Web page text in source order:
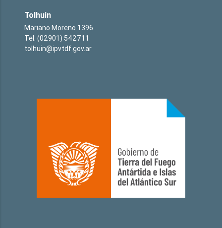
Tolhuin
Mariano Moreno 1396
Tel: (02901) 542711
tolhuin@ipvtdf.gov.ar